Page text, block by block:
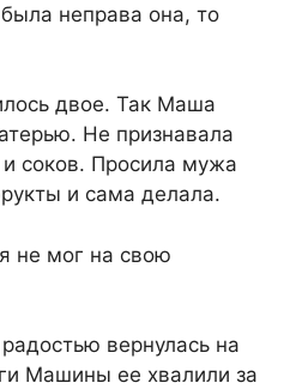
неправа она, то
двое. Так Маша
Не признавала
соков. Просила мужа
и сама делала.
не мог на свою
вернулась на
Машины ее хвалили за